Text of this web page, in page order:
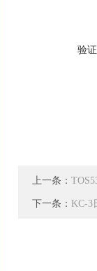
验
上一条：
下一条： KC-3